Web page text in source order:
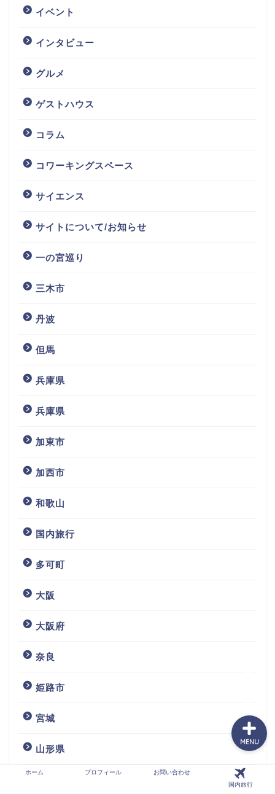
イベント
インタビュー
グルメ
ゲストハウス
コラム
コワーキングスペース
サイエンス
サイトについて/お知らせ
一の宮巡り
三木市
丹波
但馬
兵庫県
兵庫県
加東市
加西市
和歌山
国内旅行
多可町
大阪
大阪府
奈良
姫路市
宮城
山形県
ホーム プロフィール
お問い合わせ
国内旅行
MENU